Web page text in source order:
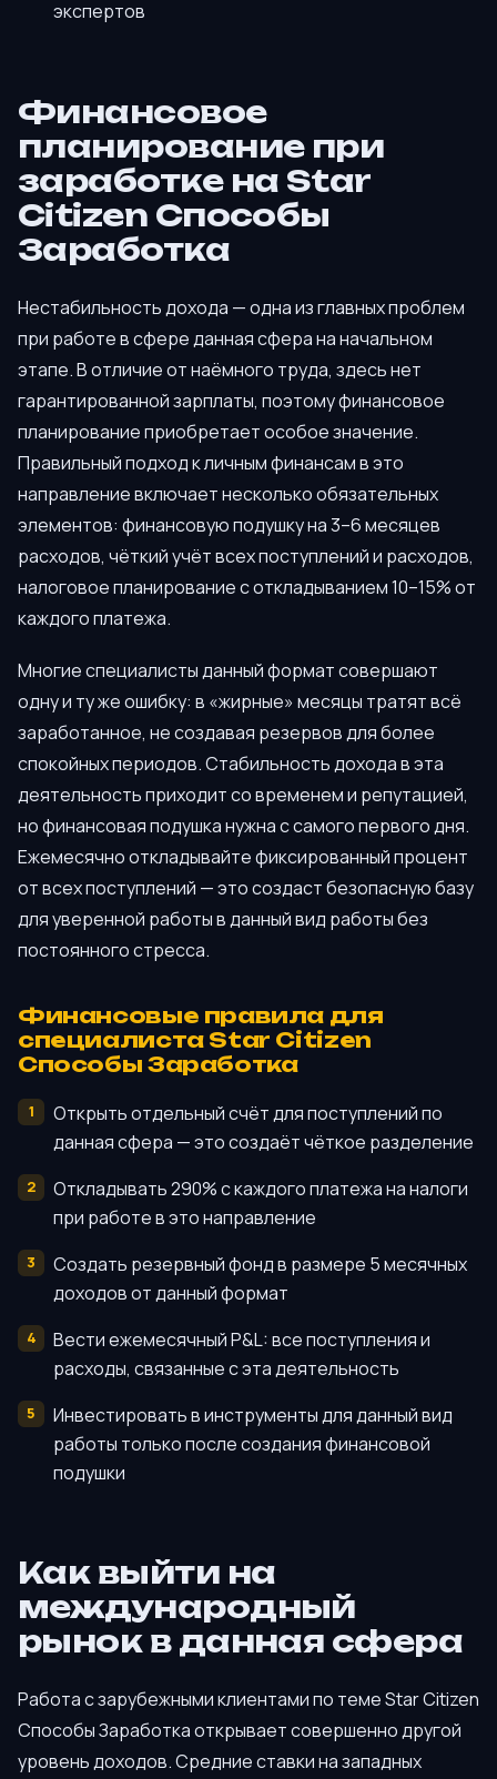
экспертов
Финансовое
планирование при
заработке на Star
Citizen Способы
Заработка
Нестабильность дохода — одна из главных проблем
при работе в сфере данная сфера на начальном
этапе. В отличие от наёмного труда, здесь нет
гарантированной зарплаты, поэтому финансовое
планирование приобретает особое значение.
Правильный подход к личным финансам в это
направление включает несколько обязательных
элементов: финансовую подушку на 3–6 месяцев
расходов, чёткий учёт всех поступлений и расходов,
налоговое планирование с откладыванием 10–15% от
каждого платежа.
Многие специалисты данный формат совершают
одну и ту же ошибку: в «жирные» месяцы тратят всё
заработанное, не создавая резервов для более
спокойных периодов. Стабильность дохода в эта
деятельность приходит со временем и репутацией,
но финансовая подушка нужна с самого первого дня.
Ежемесячно откладывайте фиксированный процент
от всех поступлений — это создаст безопасную базу
для уверенной работы в данный вид работы без
постоянного стресса.
Финансовые правила для
специалиста Star Citizen
Способы Заработка
Открыть отдельный счёт для поступлений по
данная сфера — это создаёт чёткое разделение
Откладывать 290% с каждого платежа на налоги
при работе в это направление
Создать резервный фонд в размере 5 месячных
доходов от данный формат
Вести ежемесячный P&L: все поступления и
расходы, связанные с эта деятельность
Инвестировать в инструменты для данный вид
работы только после создания финансовой
подушки
Как выйти на
международный
рынок в данная сфера
Работа с зарубежными клиентами по теме Star Citizen
Способы Заработка открывает совершенно другой
уровень доходов. Средние ставки на западных